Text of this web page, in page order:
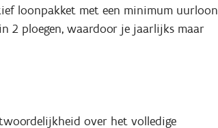
loonpakket met een minimum uurloon
2 ploegen, waardoor je jaarlijks maar
over het volledige